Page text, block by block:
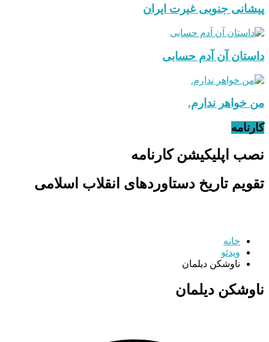
پیشانی جنوبی غیرت ایران
داستان آن آدم حسابی
من خواهر ندارم.
کارنامه
نصب اپلیکیشن کارنامه
تقویم تاریخ دستاوردهای انقلاب اسلامی
خانه
ویدئو
ناوشکن دیلمان
ناوشکن دیلمان